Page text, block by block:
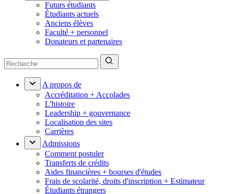
Futurs étudiants
Étudiants actuels
Anciens élèves
Faculté + personnel
Donateurs et partenaires
A propos de
Accréditation + Accolades
L'histoire
Leadership + gouvernance
Localisation des sites
Carrières
Admissions
Comment postuler
Transferts de crédits
Aides financières + bourses d'études
Frais de scolarité, droits d'inscription + Estimateur
Étudiants étrangers